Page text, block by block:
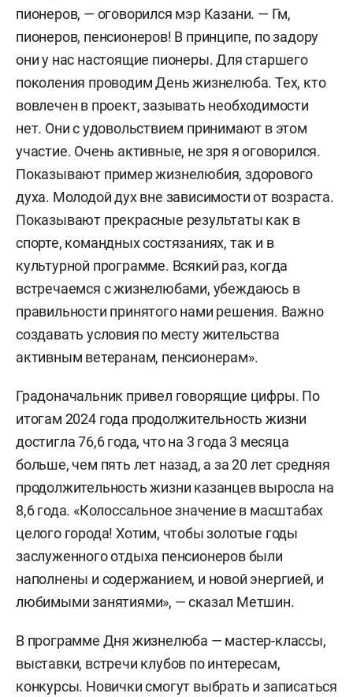
пионеров, — оговорился мэр Казани. — Гм,
пионеров, пенсионеров! В принципе, по задору
они у нас настоящие пионеры. Для старшего
поколения проводим День жизнелюба. Тех, кто
вовлечен в проект, зазывать необходимости
нет. Они с удовольствием принимают в этом
участие. Очень активные, не зря я оговорился.
Показывают пример жизнелюбия, здорового
духа. Молодой дух вне зависимости от возраста.
Показывают прекрасные результаты как в
спорте, командных состязаниях, так и в
культурной программе. Всякий раз, когда
встречаемся с жизнелюбами, убеждаюсь в
правильности принятого нами решения. Важно
создавать условия по месту жительства
активным ветеранам, пенсионерам».
Градоначальник привел говорящие цифры. По
итогам 2024 года продолжительность жизни
достигла 76,6 года, что на 3 года 3 месяца
больше, чем пять лет назад, а за 20 лет средняя
продолжительность жизни казанцев выросла на
8,6 года. «Колоссальное значение в масштабах
целого города! Хотим, чтобы золотые годы
заслуженного отдыха пенсионеров были
наполнены и содержанием, и новой энергией, и
любимыми занятиями», — сказал Метшин.
В программе Дня жизнелюба — мастер-классы,
выставки, встречи клубов по интересам,
конкурсы. Новички смогут выбрать и записаться